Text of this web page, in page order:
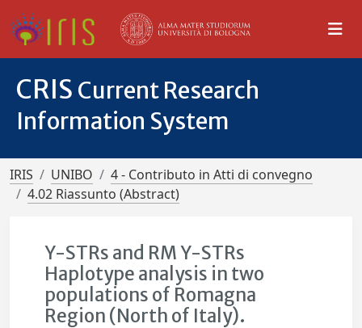
CRIS Current Research
Information System
IRIS UNIBO
4 - Contributo in Atti di convegno
4.02 Riassunto (Abstract)
Y-STRs and RM Y-STRs
Haplotype analysis in two
populations of Romagna
Region (North of Italy).